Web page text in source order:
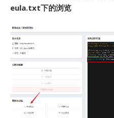
eula.txt下的浏览